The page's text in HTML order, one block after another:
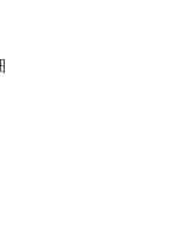
「超成熟社会発展のサ